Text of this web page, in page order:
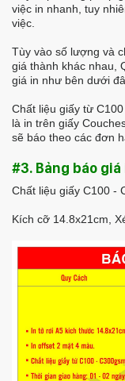
việc in nhanh, tuy
việc.
Tùy vào số lượng và
giá thành khác nhau,
giá in như bên dưới
Chất liệu giấy từ
là in trên giấy
sẽ báo theo các đơn
#3. Bảng báo
Chất liệu giấy C100 -
Kích cỡ 14.8x21cm,